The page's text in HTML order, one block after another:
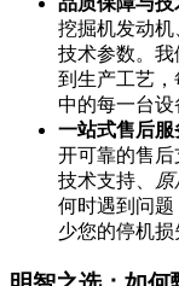
挖掘机发动
技术参数。
到生产工艺
中的每一台设
一站式售后服
开可靠的售
技术支持、
何时遇到问
少您的停机损